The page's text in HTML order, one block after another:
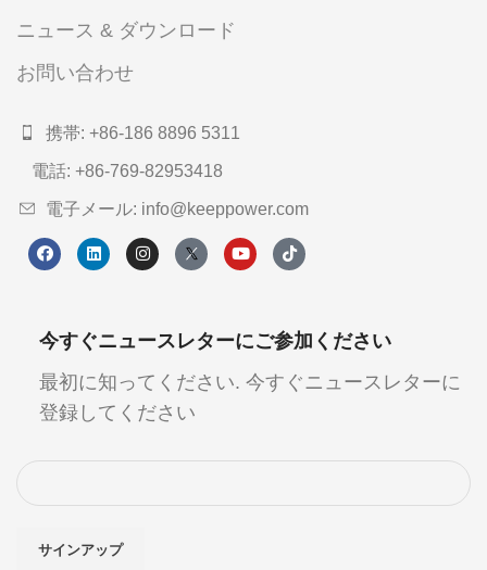
ニュース & ダウンロード
お問い合わせ
携帯: +86-186 8896 5311
電話: +86-769-82953418
電子メール: info@keeppower.com
今すぐニュースレターにご参加ください
最初に知ってください. 今すぐニュースレターに
登録してください